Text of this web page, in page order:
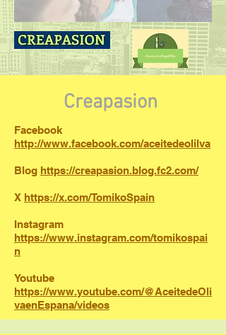
Creapasion
Facebook
http://www.facebook.com/aceitedeolilva
Blog https://creapasion.blog.fc2.com/
X https://x.com/TomikoSpain
Instagram
https://www.instagram.com/tomikospai
n
Youtube
https://www.youtube.com/@AceitedeOli
vaenEspana/videos